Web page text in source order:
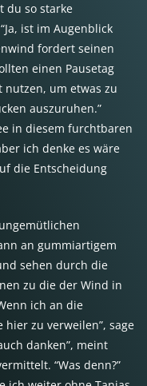
du so starke
ist im Augenblick
fordert seinen
einen Pausetag
nutzen, um etwas zu
auszuruhen.”
in diesem furchtbaren
ich denke es wäre
die Entscheidung
an gummiartigem
sehen durch die
zu die der Wind in
ich an die
zu verweilen”, sage
danken”, meint
“Was denn?”